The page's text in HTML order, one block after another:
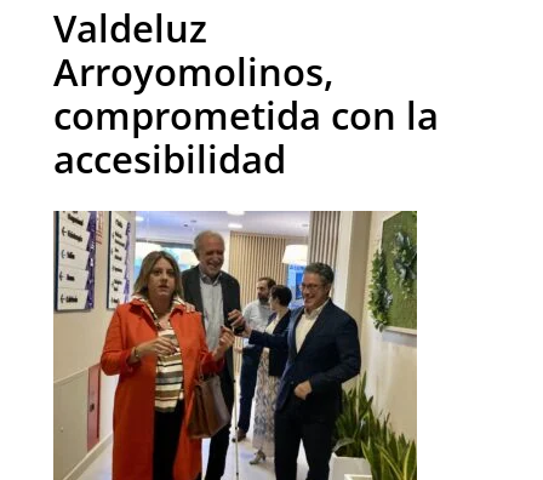
Valdeluz
Arroyomolinos,
comprometida con la
accesibilidad